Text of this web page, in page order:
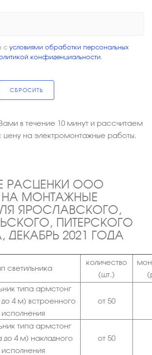
с условиями обработки персональных
конфиденциальности.
СБРОСИТЬ
в течение 10 минут и рассчитаем
цену на электромонтажные работы.
РАСЦЕНКИ ООО
НА МОНТАЖНЫЕ
ЯРОСЛАВСКОГО,
ПИТЕРСКОГО
2021 ГОДА
светильника
количество
(шт.)
типа армстонг
до 4 м) встроенного
исполнения
от 50
типа армстонг
до 4 м) накладного
исполнения
от 50